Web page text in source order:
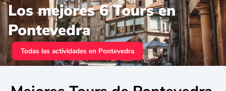
Los mejores 6 Tours en
Pontevedra
Todas las actividades en Pontevedra